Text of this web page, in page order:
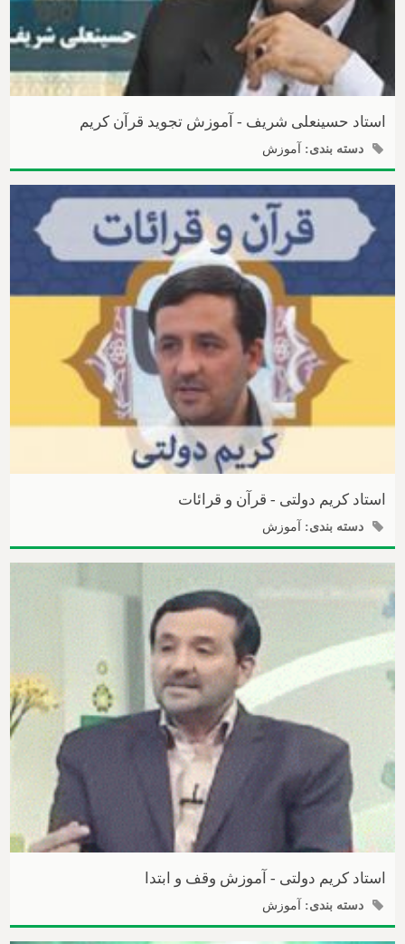
استاد حسینعلی شریف - آموزش تجوید قرآن کریم
دسته بندی: آموزش
استاد کریم دولتی - قرآن و قرائات
دسته بندی: آموزش
استاد کریم دولتی - آموزش وقف و ابتدا
دسته بندی: آموزش